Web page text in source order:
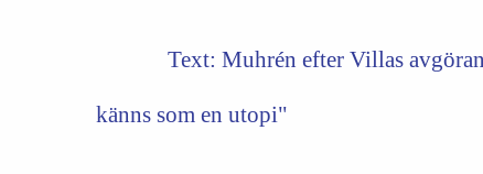
Text: Muhrén efter Villas
känns som en utopi"